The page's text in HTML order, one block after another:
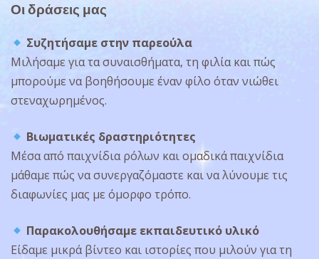
Οι δράσεις μας
Συζητήσαμε στην παρεούλα
Μιλήσαμε για τα συναισθήματα, τη φιλία και πώς
μπορούμε να βοηθήσουμε έναν φίλο όταν νιώθει
στεναχωρημένος.
Βιωματικές δραστηριότητες
Μέσα από παιχνίδια ρόλων και ομαδικά παιχνίδια
μάθαμε πώς να συνεργαζόμαστε και να λύνουμε τις
διαφωνίες μας με όμορφο τρόπο.
Παρακολουθήσαμε εκπαιδευτικό υλικό
Είδαμε μικρά βίντεο και ιστορίες που μιλούν για τη